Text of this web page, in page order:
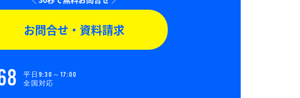
お問合せ・資料請求
平日9:30～17:00
全国対応